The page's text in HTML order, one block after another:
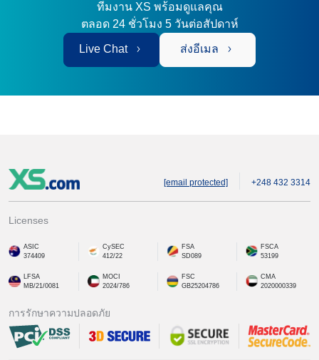
ทีมงาน XS พร้อมดูแลคุณ
ตลอด 24 ชั่วโมง 5 วันต่อสัปดาห์
Live Chat ส่งอีเมล
[email protected] +248 432 3314
Licenses
ASIC
374409
CySEC
412/22
FSA
SD089
FSCA
53199
LFSA
MB/21/0081
MOCI
2024/786
FSC
GB25204786
CMA
2020000339
การรักษาความปลอดภัย